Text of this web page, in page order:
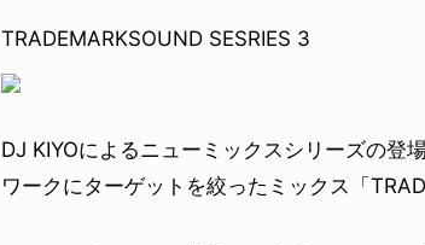
TRADEMARKSOUND SESRIES 3
DJ KIYOによるニューミックスシリーズの登
ワークにターゲットを絞ったミックス「